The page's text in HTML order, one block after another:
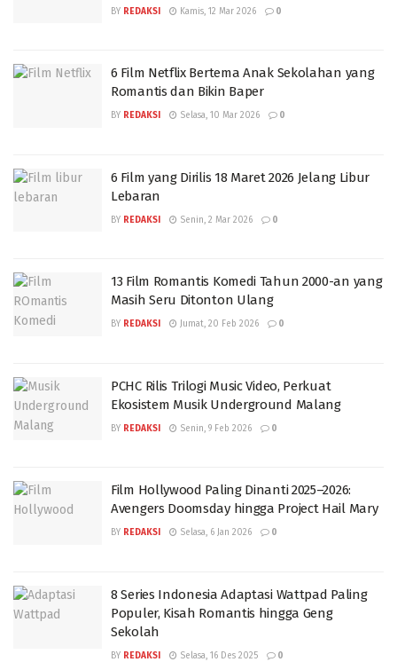
BY REDAKSI Kamis, 12 Mar 2026 0
6 Film Netflix Bertema Anak Sekolahan yang
Romantis dan Bikin Baper
BY REDAKSI Selasa, 10 Mar 2026 0
6 Film yang Dirilis 18 Maret 2026 Jelang Libur
Lebaran
BY REDAKSI Senin, 2 Mar 2026 0
13 Film Romantis Komedi Tahun 2000-an yang
Masih Seru Ditonton Ulang
BY REDAKSI Jumat, 20 Feb 2026 0
PCHC Rilis Trilogi Music Video, Perkuat
Ekosistem Musik Underground Malang
BY REDAKSI Senin, 9 Feb 2026 0
Film Hollywood Paling Dinanti 2025–2026:
Avengers Doomsday hingga Project Hail Mary
BY REDAKSI Selasa, 6 Jan 2026 0
8 Series Indonesia Adaptasi Wattpad Paling
Populer, Kisah Romantis hingga Geng
Sekolah
BY REDAKSI Selasa, 16 Des 2025 0